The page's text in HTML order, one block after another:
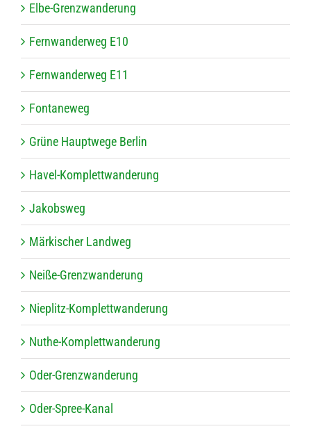
Elbe-Grenz­wan­de­rung
Fern­wan­der­weg E10
Fern­wan­der­weg E11
Fon­ta­ne­weg
Grüne Haupt­wege Berlin
Havel-Kom­plett­wan­de­rung
Jakobs­weg
Mär­ki­scher Landweg
Neiße-Grenz­wan­de­rung
Nie­plitz-Kom­plett­wan­de­rung
Nuthe-Kom­plett­wan­de­rung
Oder-Grenz­wan­de­rung
Oder-Spree-Kanal